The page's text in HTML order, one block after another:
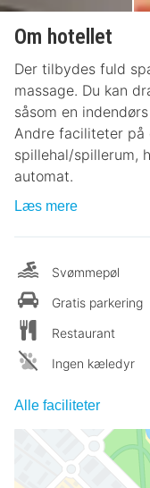
Om hotellet
Der tilbydes fuld
massage. Du kan
såsom en
Andre faciliteter på
spillehal/spillerum,
automat.
Læs mere
Svømmepøl
Gratis parkering
Restaurant
Ingen kæledyr
Alle faciliteter